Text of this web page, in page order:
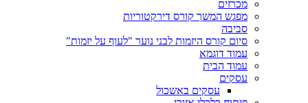
מכרזים
מפגש המשך קורס דירקטוריות
סביבה
סיום קורס היזמות לבני נוער "לעוף על יזמות"
עמוד דוגמא
עמוד הבית
עסקים
עסקים באשכול